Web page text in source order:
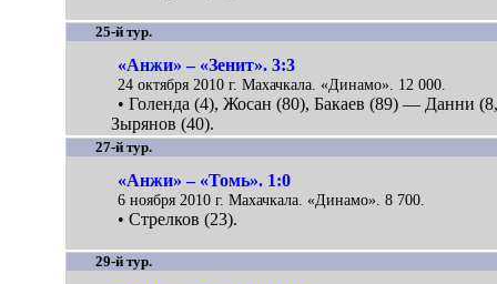
25-й тур.
«Анжи» – «Зенит». 3:3
24 октября 2010 г. Махачкала. «Динамо». 12 000.
• Голенда (4), Жосан (80), Бакаев (89) — Данни
Зырянов (40).
27-й тур.
«Анжи» – «Томь». 1:0
6 ноября 2010 г. Махачкала. «Динамо». 8 700.
• Стрелков (23).
29-й тур.